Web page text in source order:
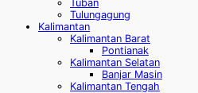
Tuban
Tulungagung
Kalimantan
Kalimantan Barat
Pontianak
Kalimantan Selatan
Banjar Masin
Kalimantan Tengah